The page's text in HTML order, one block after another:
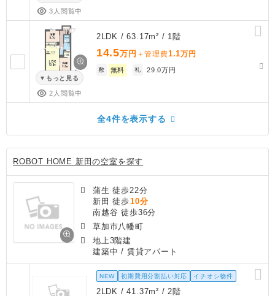
3人閲覧中
もっと見る
2人閲覧中
2LDK / 63.17m² / 1階
14.5万円 ＋管理費1.1万円
敷 無料 礼 29.0万円
全4件を表示する
ROBOT HOME 新田の空室を探す
蒲生 徒歩22分
新田 徒歩10分
南越谷 徒歩36分
草加市八幡町
地上3階建
建築中 / 賃貸アパート
NEW 初期費用分割払い対応 イチオシ物件
2LDK / 41.37m² / 2階